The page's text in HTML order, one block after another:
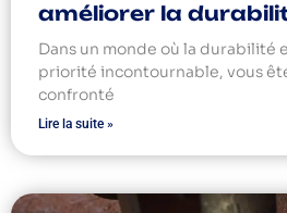
améliorer la
Dans un monde où la durabilité
priorité incontournable, vous
confronté
Lire la suite »